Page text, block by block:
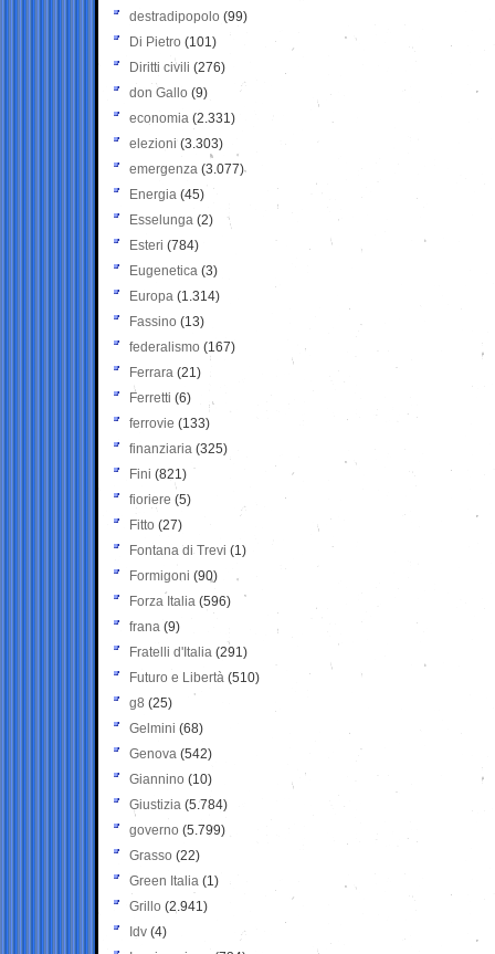
destradipopolo (99)
Di Pietro (101)
Diritti civili (276)
don Gallo (9)
economia (2.331)
elezioni (3.303)
emergenza (3.077)
Energia (45)
Esselunga (2)
Esteri (784)
Eugenetica (3)
Europa (1.314)
Fassino (13)
federalismo (167)
Ferrara (21)
Ferretti (6)
ferrovie (133)
finanziaria (325)
Fini (821)
fioriere (5)
Fitto (27)
Fontana di Trevi (1)
Formigoni (90)
Forza Italia (596)
frana (9)
Fratelli d'Italia (291)
Futuro e Libertà (510)
g8 (25)
Gelmini (68)
Genova (542)
Giannino (10)
Giustizia (5.784)
governo (5.799)
Grasso (22)
Green Italia (1)
Grillo (2.941)
Idv (4)